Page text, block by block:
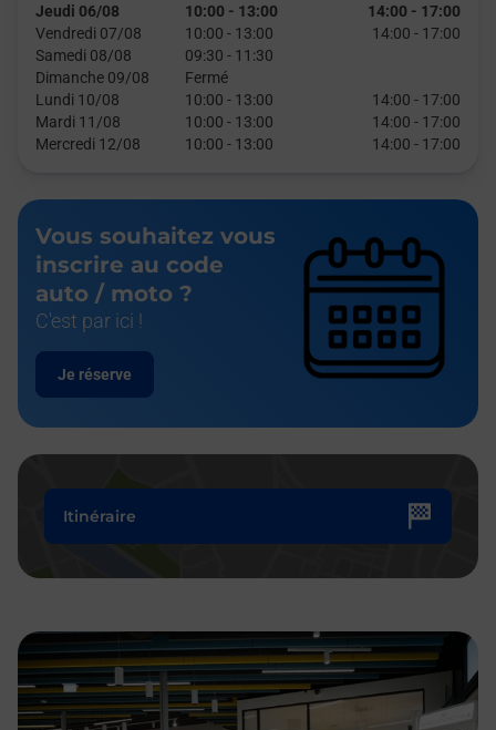
Jeudi 06/08 10:00 - 13:00 14:00 - 17:00
Vendredi 07/08
10:00 - 13:00 14:00 - 17:00
Samedi 08/08
09:30 - 11:30
Dimanche 09/08
Fermé
Lundi 10/08
10:00 - 13:00 14:00 - 17:00
Mardi 11/08
10:00 - 13:00 14:00 - 17:00
Mercredi 12/08
10:00 - 13:00 14:00 - 17:00
Vous souhaitez vous
inscrire au code
auto / moto ?
C'est par ici !
Je réserve
Itinéraire